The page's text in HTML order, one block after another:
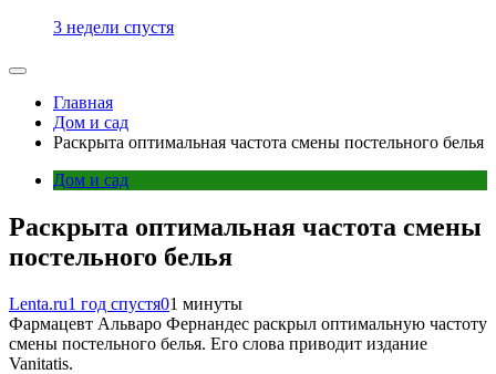
3 недели спустя
Главная
Дом и сад
Раскрыта оптимальная частота смены постельного белья
Дом и сад
Раскрыта оптимальная частота смены
постельного белья
Lenta.ru1 год спустя01 минуты
Фармацевт Альваро Фернандес раскрыл оптимальную частоту
смены постельного белья. Его слова приводит издание
Vanitatis.